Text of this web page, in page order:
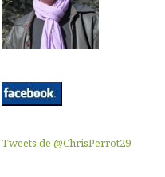
Tweets de @ChrisPerrot29